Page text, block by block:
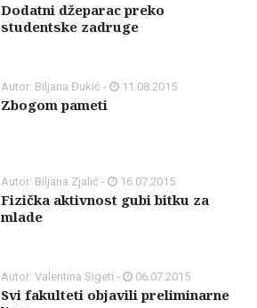
Dodatni džeparac preko
studentske zadruge
Autor: Biljana Đukić - 11.08.2015
Zbogom pameti
Autor: Biljana Zjalić - 16.07.2015
Fizička aktivnost gubi bitku za
mlade
Autor: Valentina Sigeti - 06.07.2015
Svi fakulteti objavili preliminarne